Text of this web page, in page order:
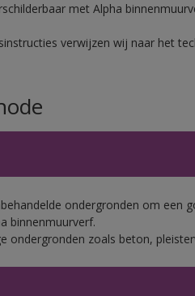
met Alpha
verwijzen wij naar het
ondergronden om een
binnenmuurverf.
ondergronden zoals beton,